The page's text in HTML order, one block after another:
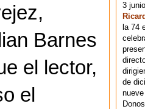
Barnes
el lector,
el
3
la 74
de